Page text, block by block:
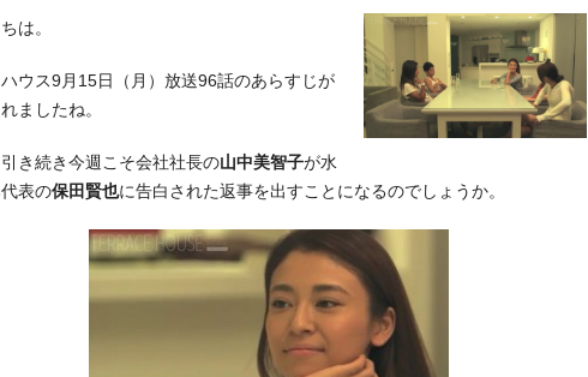
は。
ウス9月15日（月）放送96話のあらすじが
ましたね。
き続き今週こそ会社社長の山中美智子が水
表の保田賢也に告白された返事を出すことになるのでしょうか。